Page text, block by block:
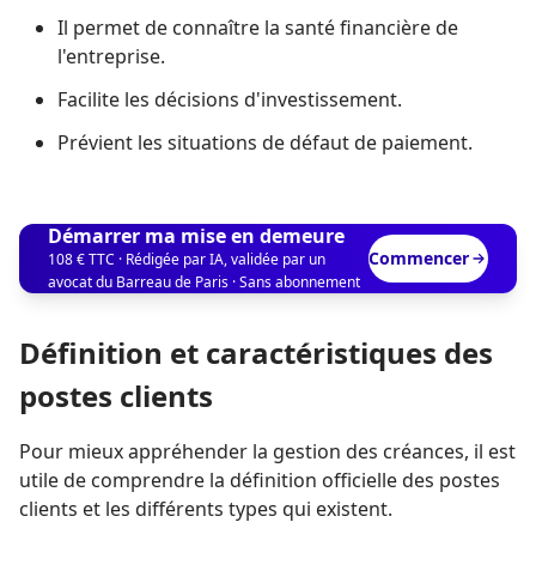
Il permet de connaître la santé financière de
l'entreprise.
Facilite les décisions d'investissement.
Prévient les situations de défaut de paiement.
Démarrer ma mise en demeure
108 € TTC · Rédigée par IA, validée par un
avocat du Barreau de Paris · Sans abonnement
Commencer
Définition et caractéristiques des
postes clients
Pour mieux appréhender la gestion des créances, il est
utile de comprendre la définition officielle des postes
clients et les différents types qui existent.